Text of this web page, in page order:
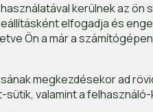
kerülnek az ön
elfogadja és
Ön a már a
megkezdésekor ad
valamint a